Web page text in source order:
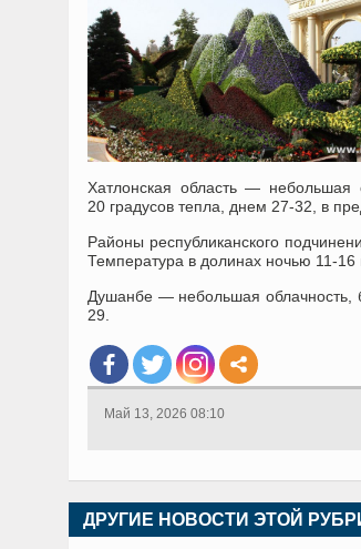
Хатлонская область — небольшая
20 градусов тепла, днем 27-32, в
Районы республиканского
Температура в долинах ночью 11-16
Душанбе — небольшая облачность,
29.
Май 13, 2026 08:10
ДРУГИЕ НОВОСТИ ЭТОЙ